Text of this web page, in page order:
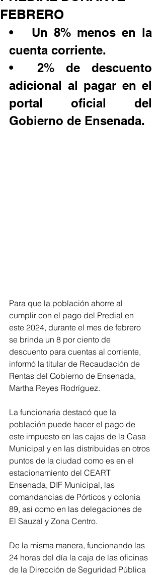
FEBRERO
•	Un 8% menos en la
cuenta corriente.
•	2% de descuento
adicional al pagar en el
portal oficial del
Gobierno de Ensenada.
Para que la población ahorre al
cumplir con el pago del Predial en
este 2024, durante el mes de febrero
se brinda un 8 por ciento de
descuento para cuentas al corriente,
informó la titular de Recaudación de
Rentas del Gobierno de Ensenada,
Martha Reyes Rodríguez.
La funcionaria destacó que la
población puede hacer el pago de
este impuesto en las cajas de la Casa
Municipal y en las distribuidas en otros
puntos de la ciudad como es en el
estacionamiento del CEART
Ensenada, DIF Municipal, las
comandancias de Pórticos y colonia
89, así como en las delegaciones de
El Sauzal y Zona Centro.
De la misma manera, funcionando las
24 horas del día la caja de las oficinas
de la Dirección de Seguridad Pública